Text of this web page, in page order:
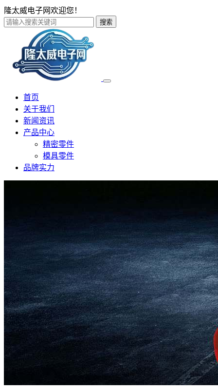
隆太威电子网欢迎您！
搜索
首页
关于我们
新闻资讯
产品中心
精密零件
模具零件
品牌实力